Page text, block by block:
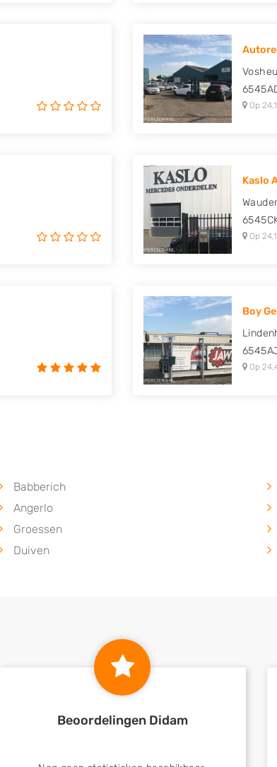
Op
Kaslo
Op
Boy
Op
Babberich
Angerlo
Groessen
Duiven
Beoordelingen Didam